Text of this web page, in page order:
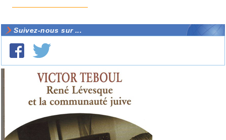
Suivez-nous sur ...